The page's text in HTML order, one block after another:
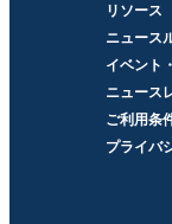
リソース
ニュース
イベント
ニュース
ご利用条
プライバ